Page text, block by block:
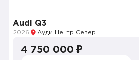
Audi Q3
2026 Ауди Центр Север
4 750 000 ₽